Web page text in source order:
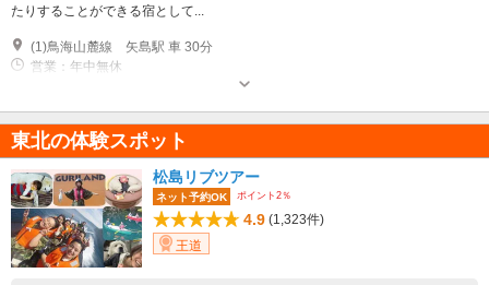
たりすることができる宿として...
(1)鳥海山麓線 矢島駅 車 30分
営業：年中無休
東北の体験スポット
松島リブツアー
ネット予約OK ポイント2％
4.9 (1,323件)
王道